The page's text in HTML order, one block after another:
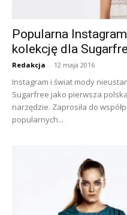
Popularna
kolekcję dla
Redakcja - 12 maja 2016
Instagram i świat mody
Sugarfree jako pierwsza
narzędzie. Zaprosiła do
popularnych...